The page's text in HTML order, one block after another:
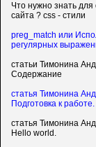
Что нужно знать для
сайта ? css - стили
preg_match или
регулярных
статьи Тимонина
Содержание
статья Тимонина
Подготовка к работе.
статья Тимонина
Hello world.